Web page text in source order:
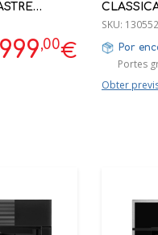
,00€
SKU:
Por
Portes
Obter